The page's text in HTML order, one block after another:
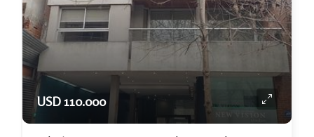
USD 110.000